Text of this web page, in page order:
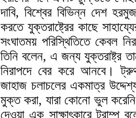
দাবি, বিশ্বের বিভিন্ন দেশ
করতে যুক্তরাষ্ট্রের কাছে
সংঘাতময় পরিস্থিতিতে কেবল
তিনি বলেন, এ জন্য যুক্তরাষ্ট্র
নিরাপদে বের করে আনবে।
জাহাজ চলাচলের একমাত্র
মুক্ত করা, যারা কোনো ভুল করেনি
দেওয়া এক সাক্ষাৎকারে ট্রাম্প